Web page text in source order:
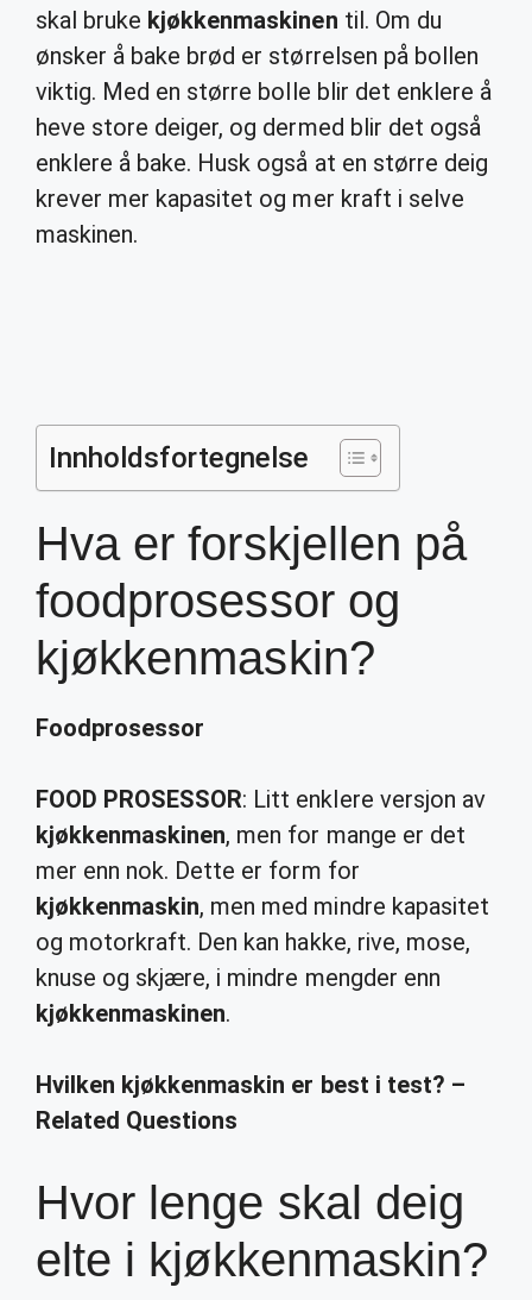
skal bruke kjøkkenmaskinen til. Om du
ønsker å bake brød er størrelsen på bollen
viktig. Med en større bolle blir det enklere å
heve store deiger, og dermed blir det også
enklere å bake. Husk også at en større deig
krever mer kapasitet og mer kraft i selve
maskinen.
Innholdsfortegnelse
Hva er forskjellen på
foodprosessor og
kjøkkenmaskin?
Foodprosessor
FOOD PROSESSOR: Litt enklere versjon av
kjøkkenmaskinen, men for mange er det
mer enn nok. Dette er form for
kjøkkenmaskin, men med mindre kapasitet
og motorkraft. Den kan hakke, rive, mose,
knuse og skjære, i mindre mengder enn
kjøkkenmaskinen.
Hvilken kjøkkenmaskin er best i test? –
Related Questions
Hvor lenge skal deig
elte i kjøkkenmaskin?